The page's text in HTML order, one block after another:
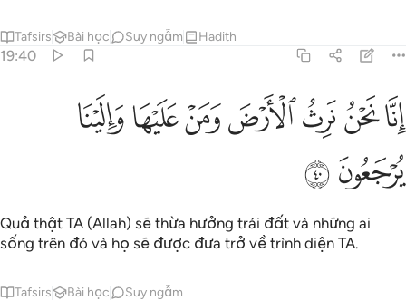
Tafsirs Bài học Suy ngẫm Hadith
19:40
انا نحن نرث الارض ومن عليها والينا يرجعون ٤٠
إِنَّا نَحْنُ نَرِثُ ٱلْأَرْضَ وَمَنْ عَلَيْهَا وَإِلَيْنَا يُرْجَعُونَ ٤٠
ﱎﱏﱐﱑﱒﱓﱔ
ﱕﱖ
Quả thật TA (Allah) sẽ thừa hưởng trái đất và những ai
sống trên đó và họ sẽ được đưa trở về trình diện TA.
Tafsirs Bài học Suy ngẫm